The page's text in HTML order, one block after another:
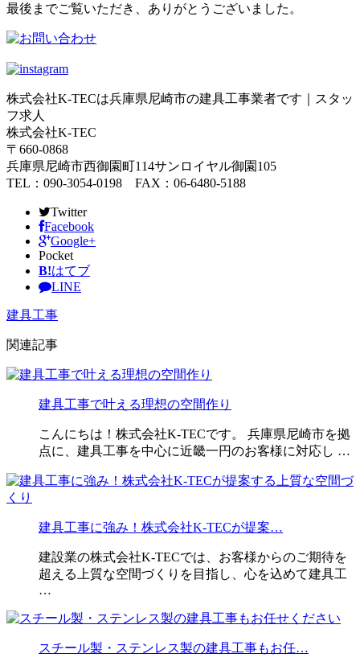
最後までご覧いただき、ありがとうございました。
株式会社K-TECは兵庫県尼崎市の建具工事業者です｜スタッ
フ求人
株式会社K-TEC
〒660-0868
兵庫県尼崎市西御園町114サンロイヤル御園105
TEL：090-3054-0198 FAX：06-6480-5188
Twitter
Facebook
Google+
Pocket
B!はてブ
LINE
建具工事
関連記事
建具工事で叶える理想の空間作り
こんにちは！株式会社K-TECです。 兵庫県尼崎市を拠
点に、建具工事を中心に近畿一円のお客様に対応し …
建具工事に強み！株式会社K-TECが提案…
建設業の株式会社K-TECでは、お客様からのご期待を
超える上質な空間づくりを目指し、心を込めて建具工
…
スチール製・ステンレス製の建具工事もお任…